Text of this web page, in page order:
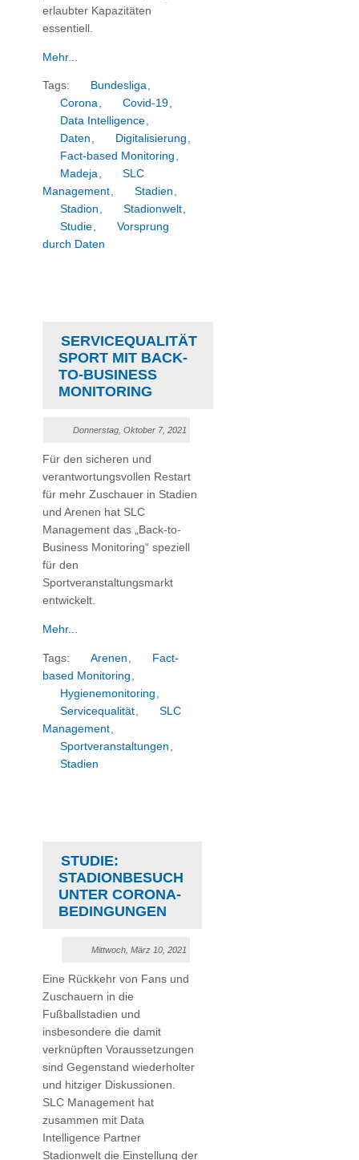
erlaubter Kapazitäten
essentiell.
Mehr...
Tags: Bundesliga,
Corona, Covid-19,
Data Intelligence,
Daten , Digitalisierung ,
Fact-based Monitoring ,
Madeja,
SLC
Management, Stadien ,
Stadion , Stadionwelt,
Studie,
Vorsprung
durch Daten
SERVICEQUALITÄT
SPORT MIT BACK-
TO-BUSINESS
MONITORING
Donnerstag, Oktober 7, 2021
Für den sicheren und
verantwortungsvollen Restart
für mehr Zuschauer in Stadien
und Arenen hat SLC
Management das „Back-to-
Business Monitoring“ speziell
für den
Sportveranstaltungsmarkt
entwickelt.
Mehr...
Tags: Arenen
Fact-
based Monitoring
Hygienemonitoring
Servicequalität
SLC
Management
Sportveranstaltungen
Stadien
STUDIE:
STADIONBESUCH
UNTER CORONA-
BEDINGUNGEN
Mittwoch, März 10, 2021
Eine Rückkehr von Fans und
Zuschauern in die
Fußballstadien und
insbesondere die damit
verknüpften Voraussetzungen
sind Gegenstand wiederholter
und hitziger Diskussionen.
SLC Management hat
zusammen mit Data
Intelligence Partner
Stadionwelt die Einstellung der